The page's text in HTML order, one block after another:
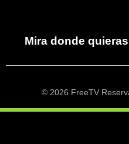
Mira donde
© 2026 FreeTV